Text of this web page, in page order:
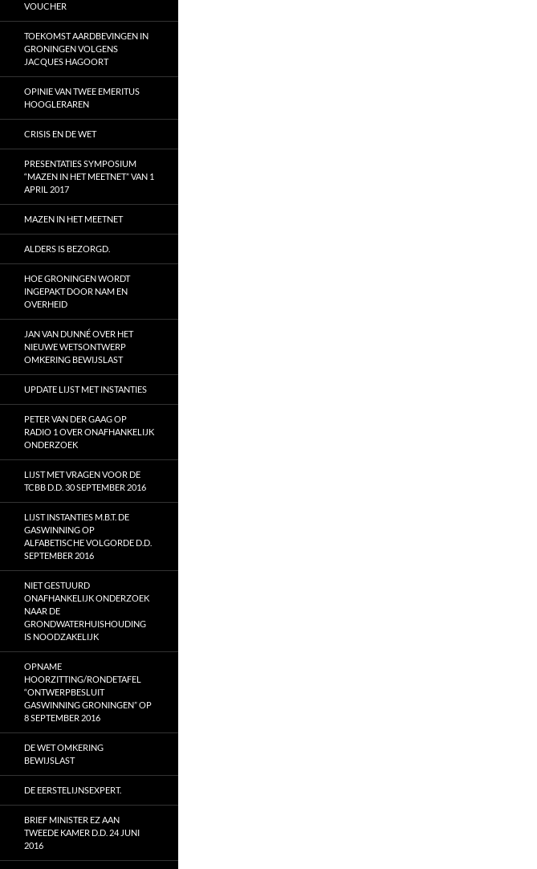
VOUCHER
TOEKOMST AARDBEVINGEN IN
GRONINGEN VOLGENS
JACQUES HAGOORT
OPINIE VAN TWEE EMERITUS
HOOGLERAREN
CRISIS EN DE WET
PRESENTATIES SYMPOSIUM
“MAZEN IN HET MEETNET” VAN 1
APRIL 2017
MAZEN IN HET MEETNET
ALDERS IS BEZORGD.
HOE GRONINGEN WORDT
INGEPAKT DOOR NAM EN
OVERHEID
JAN VAN DUNNÉ OVER HET
NIEUWE WETSONTWERP
OMKERING BEWIJSLAST
UPDATE LIJST MET INSTANTIES
PETER VAN DER GAAG OP
RADIO 1 OVER ONAFHANKELIJK
ONDERZOEK
LIJST MET VRAGEN VOOR DE
TCBB D.D. 30 SEPTEMBER 2016
LIJST INSTANTIES M.B.T. DE
GASWINNING OP
ALFABETISCHE VOLGORDE D.D.
SEPTEMBER 2016
NIET GESTUURD
ONAFHANKELIJK ONDERZOEK
NAAR DE
GRONDWATERHUISHOUDING
IS NOODZAKELIJK
OPNAME
HOORZITTING/RONDETAFEL
“ONTWERPBESLUIT
GASWINNING GRONINGEN” OP
8 SEPTEMBER 2016
DE WET OMKERING
BEWIJSLAST
DE EERSTELIJNSEXPERT.
BRIEF MINISTER EZ AAN
TWEEDE KAMER D.D. 24 JUNI
2016